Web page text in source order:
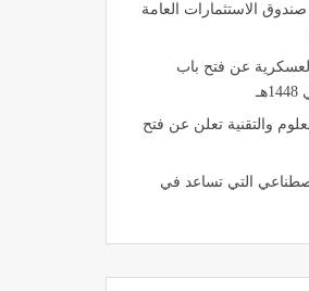
الاستثمارات العامة
عن فتح باب
والتقنية تعلن عن فتح
التي تساعد في